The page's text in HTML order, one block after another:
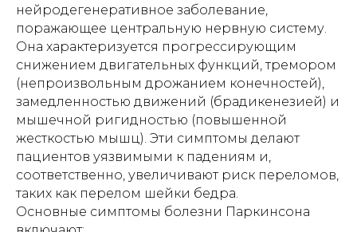
нейродегенеративное заболевание,
поражающее центральную нервную систему.
Она характеризуется прогрессирующим
снижением двигательных функций, тремором
(непроизвольным дрожанием конечностей),
замедленностью движений (брадикенезией) и
мышечной ригидностью (повышенной
жесткостью мышц). Эти симптомы делают
пациентов уязвимыми к падениям и,
соответственно, увеличивают риск переломов,
таких как перелом шейки бедра.
Основные симптомы болезни Паркинсона